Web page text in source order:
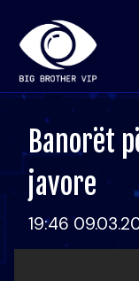
Banorët
javore
19:46